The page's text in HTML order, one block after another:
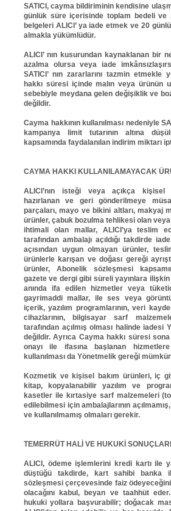
SATICI, cayma bildiriminin kendisine
günlük süre içerisinde toplam bedeli ve
belgeleri ALICI’ ya iade etmek ve 20
almakla yükümlüdür.
ALICI’ nın kusurundan kaynaklanan bir
azalma olursa veya iade
SATICI’ nın zararlarını tazmin
hakkı süresi içinde malın veya ürünün
sebebiyle meydana gelen değişiklik ve
değildir.
Cayma hakkının kullanılması nedeniyle
kampanya limit tutarının altına
kapsamında faydalanılan indirim miktarı
CAYMA HAKKI KULLANILAMAYACAK
ALICI’nın isteği veya açıkça kişisel
hazırlanan ve geri gönderilmeye
parçaları, mayo ve bikini altları, makyaj
ürünler, çabuk bozulma tehlikesi olan
ihtimali olan mallar, ALICI’ya teslim
tarafından ambalajı açıldığı takdirde
açısından uygun olmayan ürünler,
ürünlerle karışan ve doğası gereği
ürünler, Abonelik sözleşmesi
gazete ve dergi gibi süreli yayınlara
anında ifa edilen hizmetler veya
gayrimaddi mallar, ile ses veya görüntü
içerik, yazılım programlarının, veri
cihazlarının, bilgisayar sarf
tarafından açılmış olması halinde
değildir. Ayrıca Cayma hakkı süresi
onayı ile ifasına başlanan
kullanılması da Yönetmelik gereği
Kozmetik ve kişisel bakım ürünleri, iç
kitap, kopyalanabilir yazılım ve
kasetler ile kırtasiye sarf malzemeleri
edilebilmesi için ambalajlarının
ve kullanılmamış olmaları gerekir.
TEMERRÜT HALİ VE HUKUKİ SONUÇLARI
ALICI, ödeme işlemlerini kredi kartı ile
düştüğü takdirde, kart sahibi banka
sözleşmesi çerçevesinde faiz
olacağını kabul, beyan ve taahhüt
hukuki yollara başvurabilir; doğacak